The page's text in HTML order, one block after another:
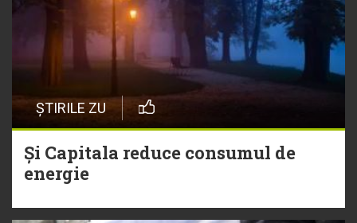
ȘTIRILE ZU
Și Capitala reduce consumul de
energie